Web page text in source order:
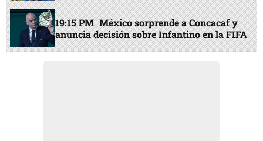
19:15 PM México sorprende a Concacaf y
anuncia decisión sobre Infantino en la FIFA